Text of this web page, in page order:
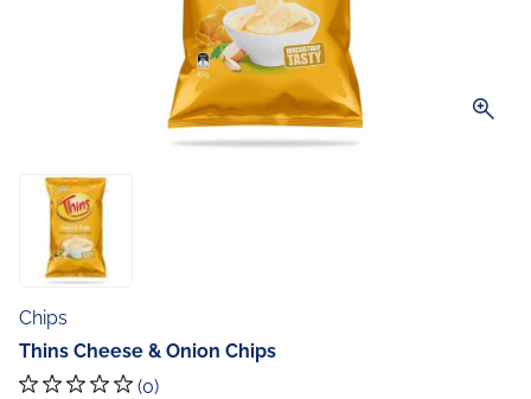
zoom_in
Chips
Thins Cheese & Onion Chips
(0)